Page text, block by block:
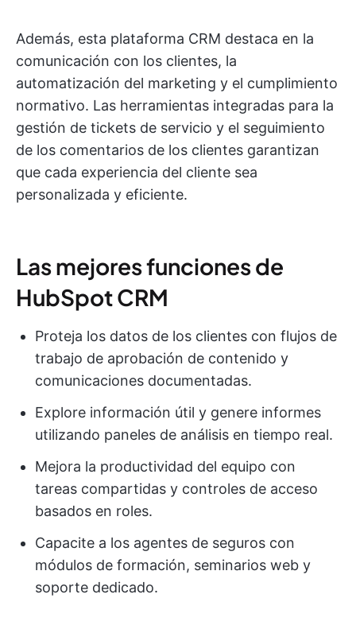
Además, esta plataforma CRM destaca en la
comunicación con los clientes, la
automatización del marketing y el cumplimiento
normativo. Las herramientas integradas para la
gestión de tickets de servicio y el seguimiento
de los comentarios de los clientes garantizan
que cada experiencia del cliente sea
personalizada y eficiente.
Las mejores funciones de
HubSpot CRM
Proteja los datos de los clientes con flujos de
trabajo de aprobación de contenido y
comunicaciones documentadas.
Explore información útil y genere informes
utilizando paneles de análisis en tiempo real.
Mejora la productividad del equipo con
tareas compartidas y controles de acceso
basados en roles.
Capacite a los agentes de seguros con
módulos de formación, seminarios web y
soporte dedicado.